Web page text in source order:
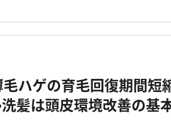
毛ハゲの育毛回復期間
洗髪は頭皮環境改善の基